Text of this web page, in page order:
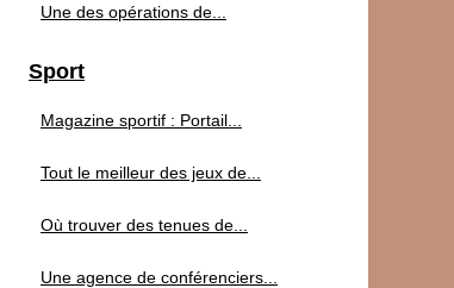
Une des opérations de...
Sport
Magazine sportif : Portail...
Tout le meilleur des jeux de...
Où trouver des tenues de...
Une agence de conférenciers...